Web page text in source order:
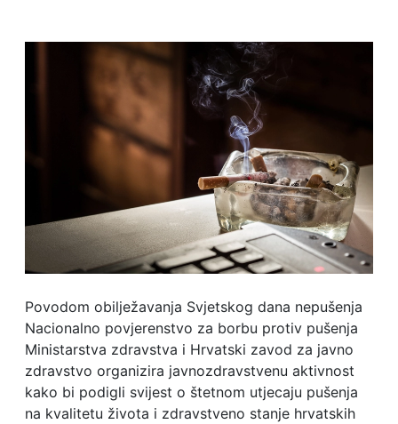
Povodom obilježavanja Svjetskog dana nepušenja
Nacionalno povjerenstvo za borbu protiv pušenja
Ministarstva zdravstva i Hrvatski zavod za javno
zdravstvo organizira javnozdravstvenu aktivnost
kako bi podigli svijest o štetnom utjecaju pušenja
na kvalitetu života i zdravstveno stanje hrvatskih